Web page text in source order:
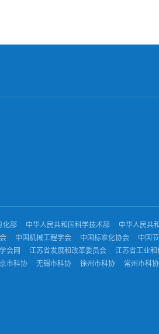
化部 中华人民共和国科学技术部 中华人民共
中国机械工程学会 中国标准化协会 中国
会网 江苏省发展和改革委员会 江苏省工业
市科协 无锡市科协 徐州市科协 常州市科协